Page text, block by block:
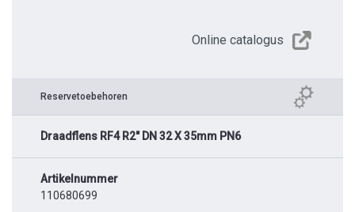
Online catalogus
Reservetoebehoren
Draadflens RF4 R2" DN 32 X 35mm PN6
Artikelnummer
110680699